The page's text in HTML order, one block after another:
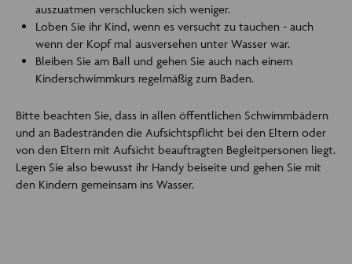
auszuatmen verschlucken sich weniger.
Loben Sie ihr Kind, wenn es versucht zu tauchen - auch
wenn der Kopf mal ausversehen unter Wasser war.
Bleiben Sie am Ball und gehen Sie auch nach einem
Kinderschwimmkurs regelmäßig zum Baden.
Bitte beachten Sie, dass in allen öffentlichen Schwimmbädern
und an Badestränden die Aufsichtspflicht bei den Eltern oder
von den Eltern mit Aufsicht beauftragten Begleitpersonen liegt.
Legen Sie also bewusst ihr Handy beiseite und gehen Sie mit
den Kindern gemeinsam ins Wasser.